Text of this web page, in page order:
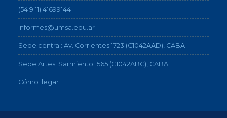
(54 9 11) 41699144
informes@umsa.edu.ar
Sede central: Av. Corrientes 1723 (C1042AAD), CABA
Sede Artes: Sarmiento 1565 (C1042ABC), CABA
Cómo llegar